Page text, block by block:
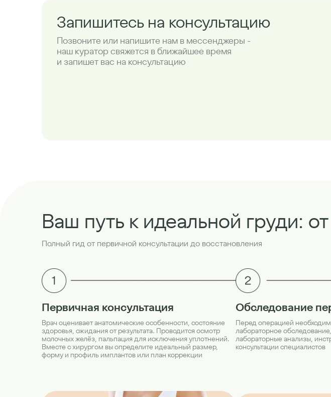
Запишитесь на консультацию
Позвоните или напишите нам в мессенджеры -
наш куратор свяжется в ближайшее время
и запишет вас на консультацию
Ваш путь к идеальной груди:
Полный гид от первичной консультации до восстановления
Первичная консультация
Врач оценивает анатомические особенности, состояние
здоровья, ожидания от результата. Проводится осмотр
молочных желёз, пальпация для исключения уплотнений.
Вместе с хирургом вы определите идеальный размер,
форму и профиль имплантов или план коррекции
Обследование
Перед операцией
лабораторное
лабораторные анализы,
консультации специалистов